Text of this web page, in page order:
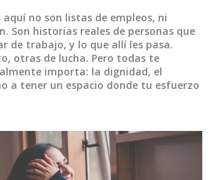
no son listas de empleos, ni
Son historias reales de personas que
de trabajo, y lo que allí les pasa.
otras de lucha. Pero todas te
importa: la dignidad, el
a tener un espacio donde tu esfuerzo